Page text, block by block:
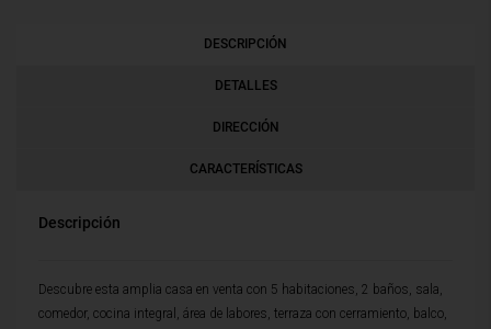
DESCRIPCIÓN
DETALLES
DIRECCIÓN
CARACTERÍSTICAS
Descripción
Descubre esta amplia casa en venta con 5 habitaciones, 2 baños, sala,
comedor, cocina integral, área de labores, terraza con cerramiento, balco,